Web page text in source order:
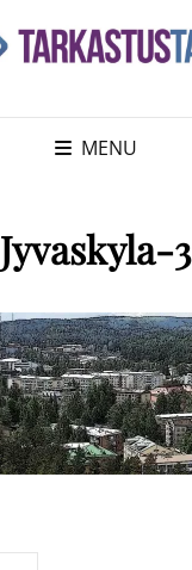
MENU
Jyvaskyla-3